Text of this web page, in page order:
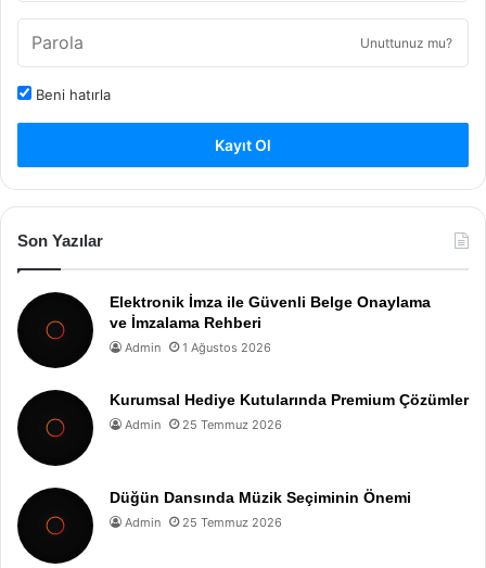
Unuttunuz mu?
Beni hatırla
Kayıt Ol
Son Yazılar
Elektronik İmza ile Güvenli Belge Onaylama
ve İmzalama Rehberi
Admin 1 Ağustos 2026
Kurumsal Hediye Kutularında Premium Çözümler
Admin 25 Temmuz 2026
Düğün Dansında Müzik Seçiminin Önemi
Admin 25 Temmuz 2026